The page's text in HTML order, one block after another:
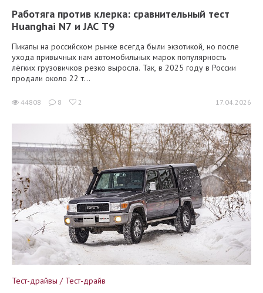
Работяга против клерка: сравнительный тест
Huanghai N7 и JAC T9
Пикапы на российском рынке всегда были экзотикой, но после
ухода привычных нам автомобильных марок популярность
лёгких грузовичков резко выросла. Так, в 2025 году в России
продали около 22 т...
44808 8 2 17.04.2026
Тест-драйвы / Тест-драйв